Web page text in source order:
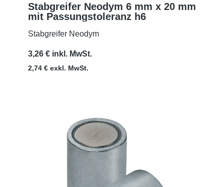
MEHR
Stabgreifer Neodym 6 mm x 20 mm
mit Passungstoleranz h6
Stabgreifer Neodym
3,26 € inkl. MwSt.
2,74 € exkl. MwSt.